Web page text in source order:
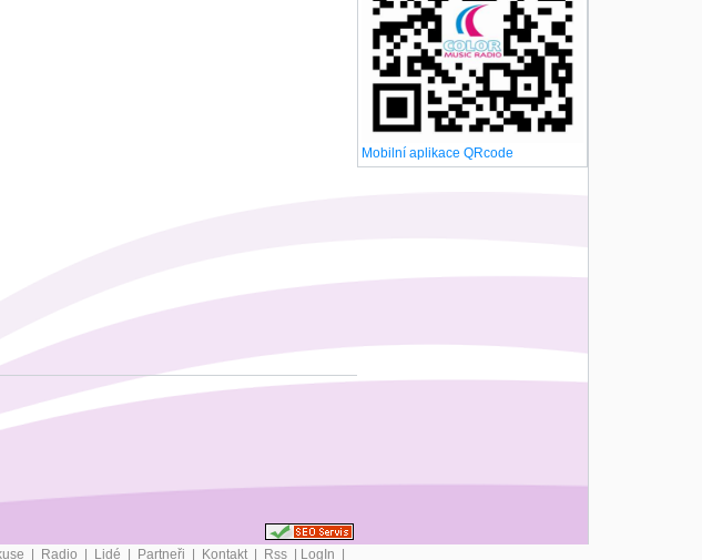
Mobilní aplikace QRcode
Radio Lidé Partneři Kontakt Rss LogIn